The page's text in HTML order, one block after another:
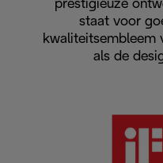
prestigieuze
staat voor
kwaliteitsembleem
als de